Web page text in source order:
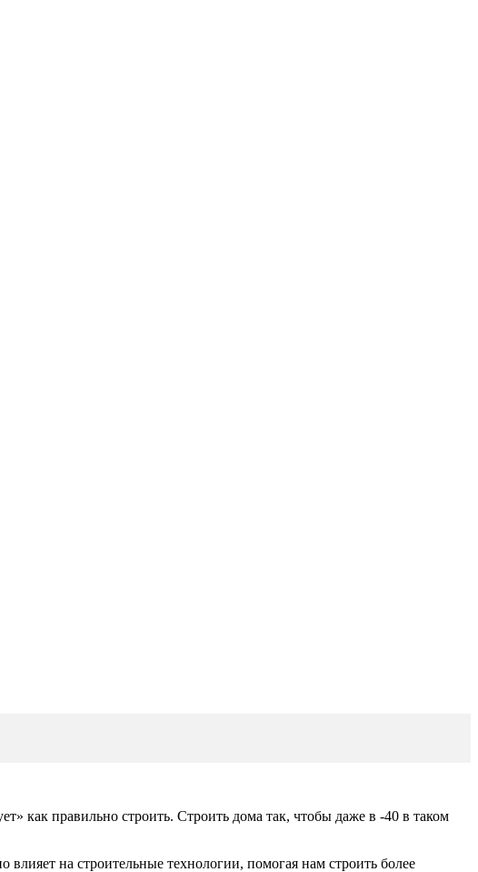
как правильно строить. Строить дома так, чтобы даже в -40 в таком
на строительные технологии, помогая нам строить более